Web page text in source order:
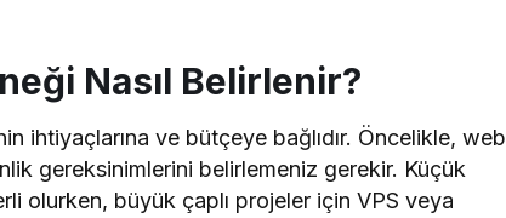
Nasıl Belirlenir?
ihtiyaçlarına ve bütçeye bağlıdır. Öncelikle, web
gereksinimlerini belirlemeniz gerekir. Küçük
olurken, büyük çaplı projeler için VPS veya